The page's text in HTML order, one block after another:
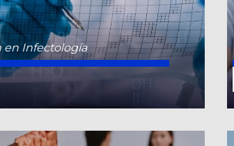
en Infectología
CONOCE MÁS